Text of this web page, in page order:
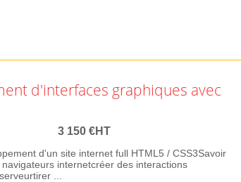
d'interfaces graphiques avec
3 150 €HT
d'un site internet full HTML5 / CSS3Savoir
internetcréer des interactions
...